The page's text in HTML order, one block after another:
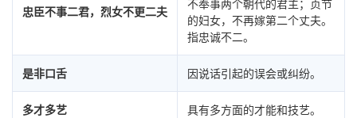
忠臣不事二君，烈女不更二夫
的妇女，不再嫁第二个丈夫。
指忠诚不二。
是非口舌 因说话引起的误会或纠纷。
多才多艺 具有多方面的才能和技艺。